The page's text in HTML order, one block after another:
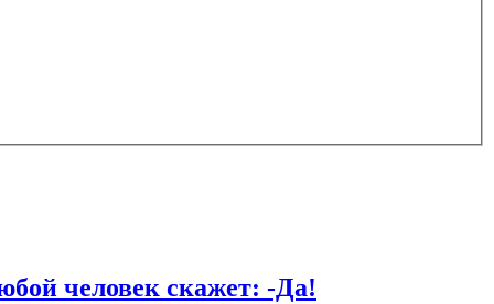
человек скажет: -Да!